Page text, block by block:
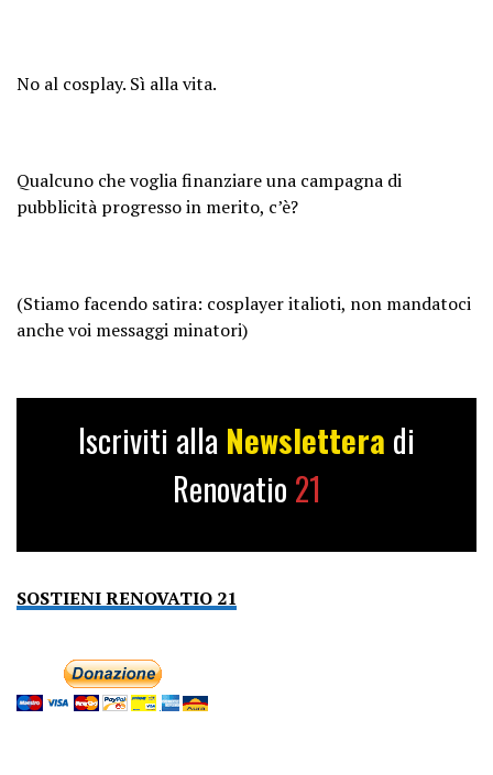
No al cosplay. Sì alla vita.
Qualcuno che voglia finanziare una campagna di
pubblicità progresso in merito, c’è?
(Stiamo facendo satira: cosplayer italioti, non mandatoci
anche voi messaggi minatori)
Iscriviti alla Newslettera di
Renovatio 21
SOSTIENI RENOVATIO 21